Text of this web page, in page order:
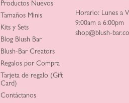
Productos Nuevos
Tamaños Minis
Kits y Sets
Blog Blush Bar
Blush-Bar Creators
Regalos por Compra
Tarjeta de regalo (Gift
Card)
Contáctanos
Horario: Lunes a
9:00am a 6:00pm
shop@blush-